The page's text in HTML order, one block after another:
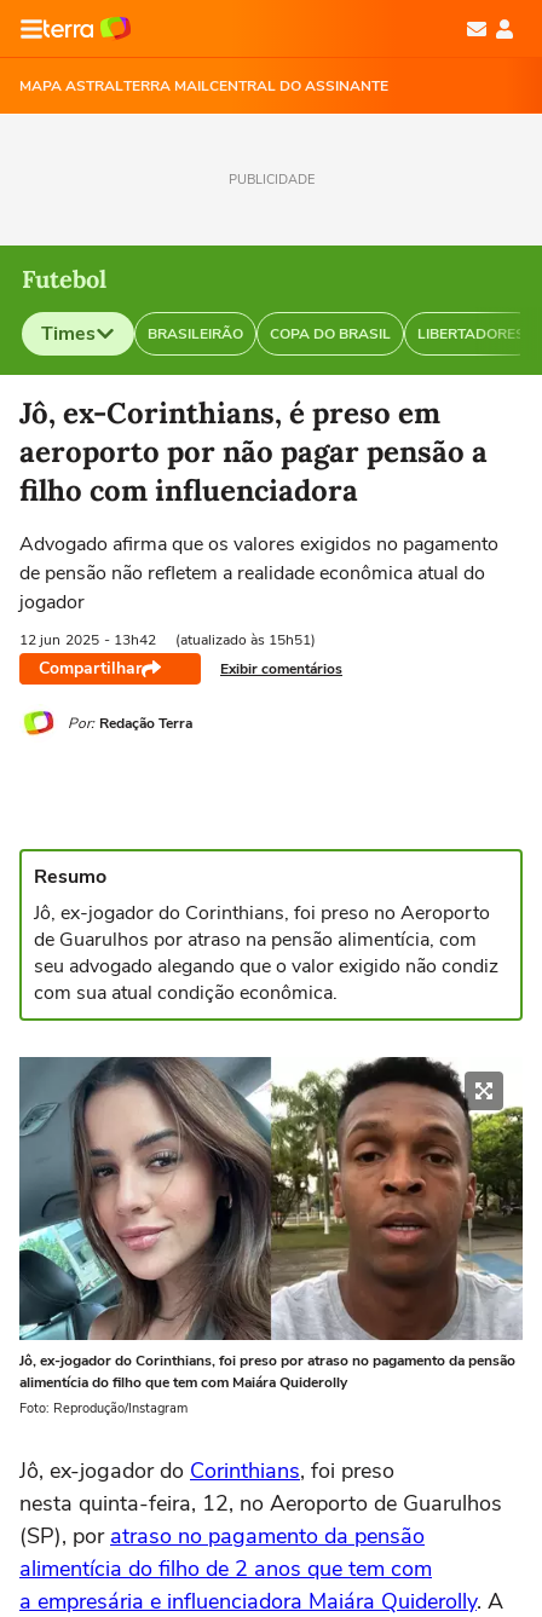
MAPA ASTRALTERRA MAILCENTRAL DO ASSINANTE
PUBLICIDADE
Futebol
Times BRASILEIRÃO COPA DO BRASIL LIBERTADORES
Selecione o time para ver as notícias
Jô, ex-Corinthians, é preso em
aeroporto por não pagar pensão a
filho com influenciadora
Advogado afirma que os valores exigidos no pagamento
de pensão não refletem a realidade econômica atual do
jogador
12 jun 2025 - 13h42 (atualizado às 15h51)
Compartilhar Exibir comentários
Por: Redação Terra
Resumo
Jô, ex-jogador do Corinthians, foi preso no Aeroporto
de Guarulhos por atraso na pensão alimentícia, com
seu advogado alegando que o valor exigido não condiz
com sua atual condição econômica.
Jô, ex-jogador do Corinthians, foi preso por atraso no pagamento da pensão
alimentícia do filho que tem com Maiára Quiderolly
Foto: Reprodução/Instagram
Jô, ex-jogador do Corinthians, foi preso
nesta quinta-feira, 12, no Aeroporto de Guarulhos
(SP), por atraso no pagamento da pensão
alimentícia do filho de 2 anos que tem com
a empresária e influenciadora Maiára Quiderolly. A